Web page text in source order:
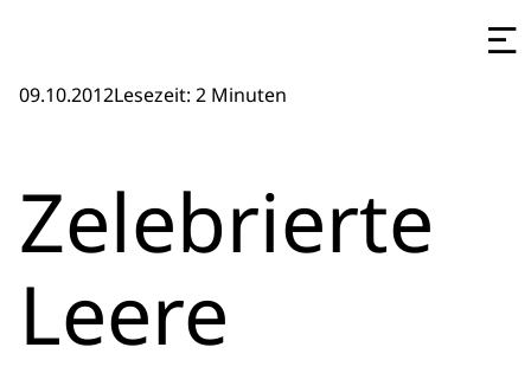
09.10.2012Lesezeit: 2 Minuten
Zelebrierte
Leere